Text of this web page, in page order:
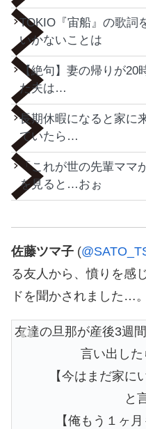
TOKIO『宙船』の歌詞
いかないことは
【絶句】妻の帰りが20
た夫は…
長期休暇になると家に
ていたら…
「これが世の先輩ママ
を見ると…おぉ
佐藤ツマ子 (
る友人から、憤りを感
ドを聞かされました…。
友達の旦那が産後3週
言い出し
【今はまだ家に
と
【俺もう１ヶ